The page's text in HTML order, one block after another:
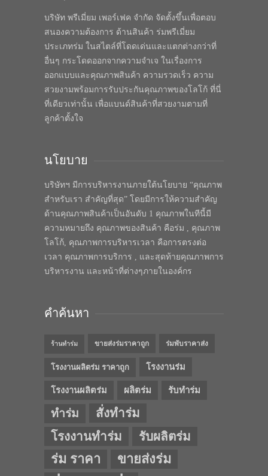
บริษัท พรีเมี่ยม เพอร์เฟค จำกัด จัดตั้งขึ้นเพื่อตอบ
สนองความต้องการ ด้านสินค้า ร่มพรีเมี่ยม
ประเภทร่ม ในสไตล์ที่โดดเด่นและแตกต่างกว่าที่
อื่นๆ กระโดดออกจากความจำเจ ในเรื่องการ
ออกแบบและคุณภาพสินค้า ความรวดเร็ว ความ
สวยงามพร้อมการรับประกันคุณภาพของโลโก้ ที่นี่
ที่เดียวเท่านั้น เพื่อแบนด์สินค้าที่สวยงามตามที่
ลูกค้าตั้งใจ
นโยบาย
บริษัทฯ มีการบริหารงานภายใต้นโยบาย “คุณภาพ
สำหรับเรา สำคัญที่สุด” โดยมีการให้ความสำคัญ
ด้านคุณภาพสินค้าเป็นอันดับ 1 คุณภาพในทีนี้มี
ความหมายถึง คุณภาพของสินค้า คือร่ม , คุณภาพ
โลโก้, คุณภาพการบริหารเวลา คือการตรงต่อ
เวลา คุณภาพการบริการ , และสุดท้ายคุณภาพการ
บริหารงาน และหน้าที่ต่างๆภายในองค์กร
คำค้นหา
ร้านทำร่ม ขายส่งร่มราคาถูก ร่มพับราคาส่ง
โรงงานผลิตร่ม ราคาถูก โรงงานร่ม
โรงงานผลิตร่ม ผลิตร่ม รับทำร่ม
ทำร่ม
สั่งทำร่ม
โรงงานทำร่ม
รับผลิตร่ม
ร่ม ราคา ขายส่งร่ม